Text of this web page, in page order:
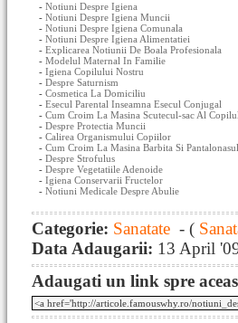
- Notiuni Despre Igiena
- Notiuni Despre Igiena Muncii
- Notiuni Despre Igiena Comunala
- Notiuni Despre Igiena Alimentatiei
- Explicarea Notiunii De Boala Profesionala
- Modelul Maternal In Familie
- Igiena Copilului Nostru
- Despre Saturnism
- Cosmetica La Domiciliu
- Esecul Parental Inseamna Esecul Conjugal
- Cum Croim La Masina Scutecul-sac Al
- Despre Protectia Muncii
- Calirea Organismului Copiilor
- Cum Croim La Masina Barbita Si
- Despre Strofulus
- Despre Vegetatiile Adenoide
- Igiena Conservarii Fructelor
- Notiuni Medicale Despre Abulie
Categorie: Sanatate - (
Data Adaugarii: 13 April
Adaugati un link spre